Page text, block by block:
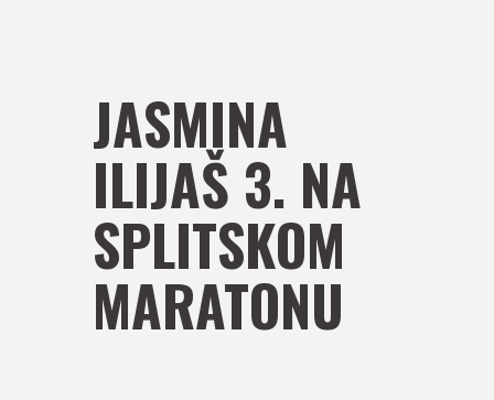
JASMINA
ILIJAŠ 3. NA
SPLITSKOM
MARATONU